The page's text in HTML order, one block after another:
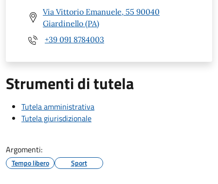
Via Vittorio Emanuele, 55 90040
Giardinello (PA)
+39 091 8784003
Strumenti di tutela
Tutela amministrativa
Tutela giurisdizionale
Argomenti:
Tempo libero Sport